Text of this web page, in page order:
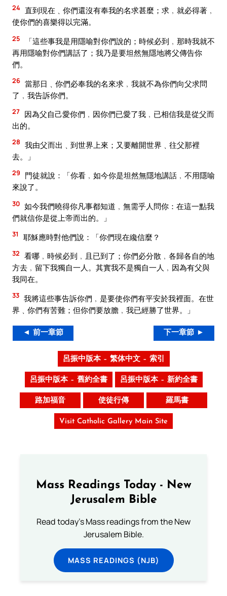
24 直到現在﹑你們還沒有奉我的名求甚麼；求﹐就必得著﹐
使你們的喜樂得以完滿。
25
「這些事我是用隱喻對你們說的；時候必到﹐那時我就不
再用隱喻對你們講話了；我乃是要坦然無隱地將父傳告你
們。
26 當那日﹑你們必奉我的名來求﹐我就不為你們向父求問
了﹐我告訴你們。
27 因為父自己愛你們﹐因你們已愛了我﹐已相信我是從父而
出的。
28 我由父而出﹑到世界上來；又要離開世界﹑往父那裡
去。」
29
門徒就說：「你看﹐如今你是坦然無隱地講話﹐不用隱喻
來說了。
30 如今我們曉得你凡事都知道﹐無需乎人問你：在這一點我
們就信你是從上帝而出的。」
31 耶穌應時對他們說：「你們現在纔信麼？
32 看哪﹐時候必到﹐且已到了；你們必分散﹐各歸各自的地
方去﹐留下我獨自一人。其實我不是獨自一人﹐因為有父與
我同在。
33 我將這些事告訴你們﹐是要使你們有平安於我裡面。在世
界﹑你們有苦難；但你們要放膽﹐我已經勝了世界。」
◄ 前一章節 下一章節 ►
呂振中版本 – 繁体中文 – 索引
呂振中版本 – 舊約全書 呂振中版本 – 新約全書
路加福音 使徒行傳 羅馬書
Visit Catholic Gallery Main Site
Mass Readings Today - New
Jerusalem Bible
Read today's Mass readings from the New
Jerusalem Bible.
MASS READINGS (NJB)